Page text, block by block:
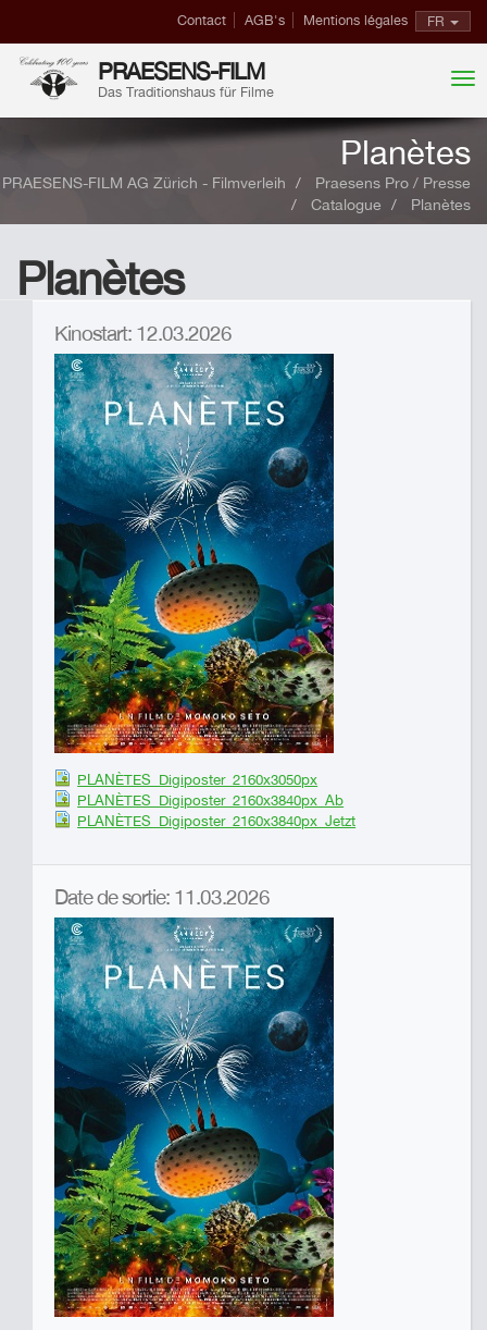
FR
Contact AGB's Mentions légales
PRAESENS-FILM
Das Traditionshaus für Filme
Planètes
PRAESENS-FILM AG Zürich - Filmverleih
Praesens Pro / Presse
Catalogue
Planètes
Planètes
Kinostart: 12.03.2026
PLANÈTES_Digiposter_2160x3050px
PLANÈTES_Digiposter_2160x3840px_Ab
PLANÈTES_Digiposter_2160x3840px_Jetzt
Date de sortie: 11.03.2026